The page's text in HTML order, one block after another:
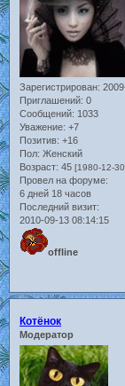
Зарегистрирован:
Приглашений: 0
Сообщений: 1033
Уважение: +7
Позитив: +16
Пол: Женский
Возраст: 45 [1980-12-
Провел на форуме:
6 дней 18 часов
Последний визит:
2010-09-13 08:14:15
offline
Котёнок
Модератор